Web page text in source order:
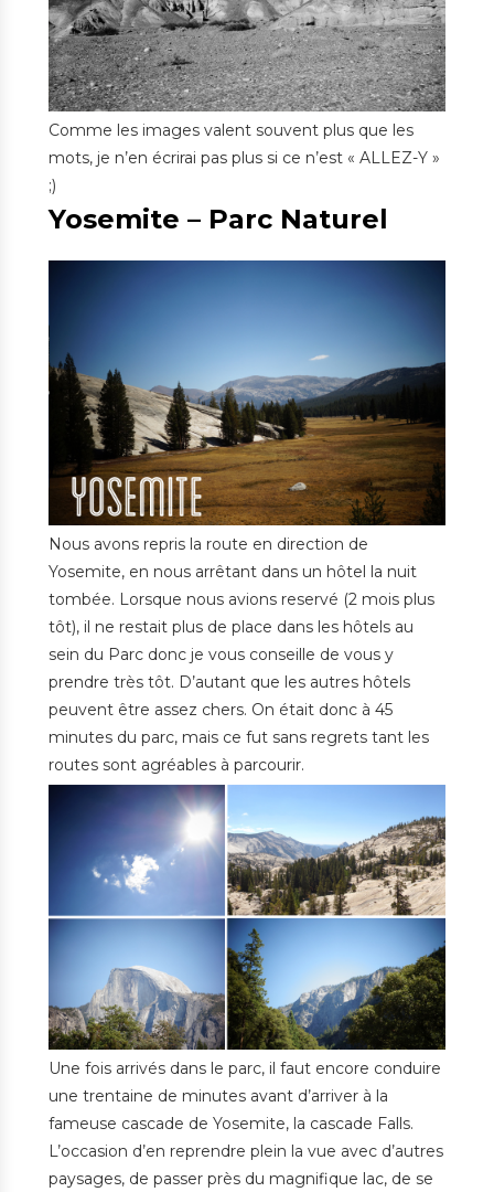
Comme les images valent souvent plus que les
mots, je n’en écrirai pas plus si ce n’est « ALLEZ-Y »
;)
Yosemite – Parc Naturel
Nous avons repris la route en direction de
Yosemite, en nous arrêtant dans un hôtel la nuit
tombée. Lorsque nous avions reservé (2 mois plus
tôt), il ne restait plus de place dans les hôtels au
sein du Parc donc je vous conseille de vous y
prendre très tôt. D’autant que les autres hôtels
peuvent être assez chers. On était donc à 45
minutes du parc, mais ce fut sans regrets tant les
routes sont agréables à parcourir.
Une fois arrivés dans le parc, il faut encore conduire
une trentaine de minutes avant d’arriver à la
fameuse cascade de Yosemite, la cascade Falls.
L’occasion d’en reprendre plein la vue avec d’autres
paysages, de passer près du magnifique lac, de se